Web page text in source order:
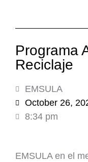
Programa
Reciclaje
EMSULA
October 26,
8:34 pm
EMSULA en el